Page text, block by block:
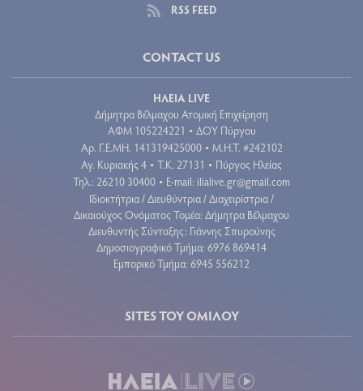
RSS FEED
CONTACT US
ΗΛΕΙΑ LIVE
Δήμητρα Βέλμαχου Ατομική Επιχείρηση
ΑΦΜ 105224221 • ΔΟΥ Πύργου
Aρ. Γ.Ε.ΜΗ. 141319425000 • Μ.Η.Τ. #242102
Αγ. Κυριακής 4 • Τ.Κ. 27131 • Πύργος Ηλείας
Τηλ.: 26210 30400 • E-mail: ilialive.gr@gmail.com
Ιδιοκτήτρια / Διευθύντρια / Διαχειρίστρια /
Δικαιούχος Ονόματος Τομέα: Δήμητρα Βέλμαχου
Διευθυντής Σύνταξης: Γιάννης Σπυρούνης
Δημοσιογραφικό Τμήμα: 6976 869414
Εμπορικό Τμήμα: 6945 556212
SITES ΤΟΥ ΟΜΙΛΟΥ